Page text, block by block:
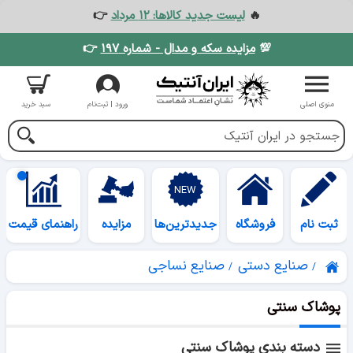
🔥لیست جدید کالاها: ۱۲ مرداد
👉
💯مزایده سکه و مدال - شماره ۱۹۷ 👉
منوی اصلی ورود | ثبت‌نام سبد خرید
ثبت نام فروشگاه جدیدترین‌ها مزایده راهنمای قیمت
صنایع دستی صنایع نساجی
پوشاک سنتی
دسته بندی پوشاک سنتی